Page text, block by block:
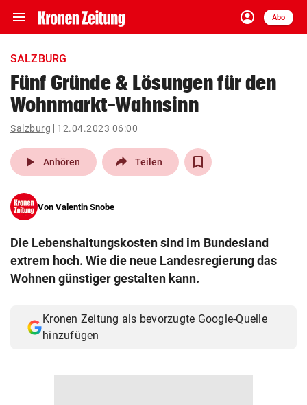
menu Navigation
ein-/ausklappen
account_circle
Anmelden
Abo
close Schließen
account_circle Anmelden
pin_drop
Wien arrow_right
search
eingeben
© Krone Multimedia GmbH & Co KG 2026
Muthgasse 2, 1190 Wien
SALZBURG
Fünf Gründe & Lösungen für den
Wohnmarkt-Wahnsinn
Salzburg 12.04.2023 06:00
play_arrow Anhören Teilen
Von Valentin Snobe
Die Lebenshaltungskosten sind im Bundesland
extrem hoch. Wie die neue Landesregierung das
Wohnen günstiger gestalten kann.
Kronen Zeitung als bevorzugte Google-Quelle
hinzufügen